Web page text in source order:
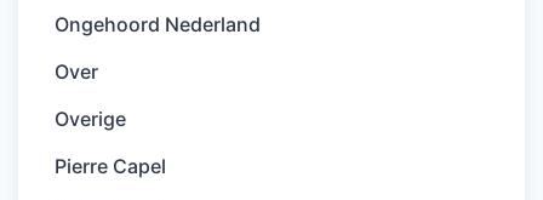
Ongehoord Nederland
Over
Overige
Pierre Capel